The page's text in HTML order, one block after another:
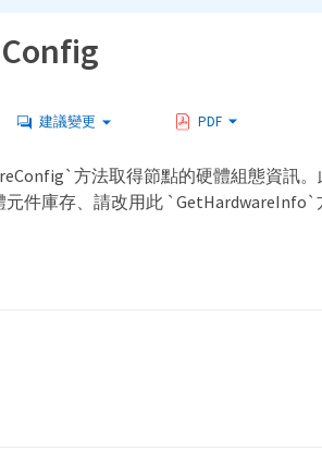
建議變更 PDF
方法取得節點的硬體組態資訊
件庫存、請改用此 `GetHardwareInfo`